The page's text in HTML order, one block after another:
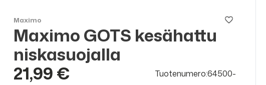
Maximo
Maximo GOTS kesähattu
niskasuojalla
21,99 €
Tuotenumero:64500-